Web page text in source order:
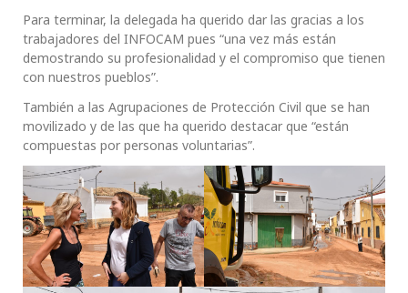
Para terminar, la delegada ha querido dar las gracias a los
trabajadores del INFOCAM pues “una vez más están
demostrando su profesionalidad y el compromiso que tienen
con nuestros pueblos”.
También a las Agrupaciones de Protección Civil que se han
movilizado y de las que ha querido destacar que “están
compuestas por personas voluntarias”.